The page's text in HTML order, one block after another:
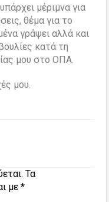
μέριμνα για
θέμα για το
γράψει αλλά και
κατά τη
μου στο ΟΠΑ.
μου.
Τα
με*